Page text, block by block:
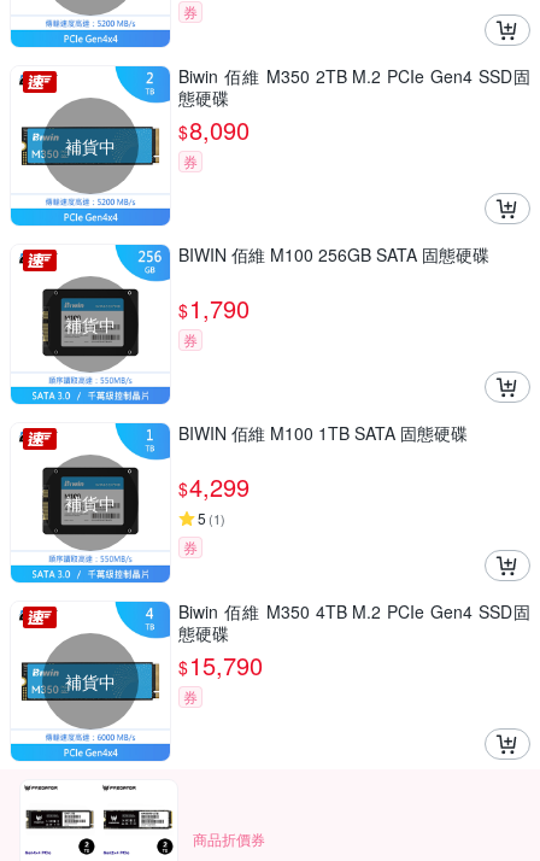
券
補貨中
Biwin 佰維 M350 2TB M.2 PCIe Gen4 SSD固
態硬碟
$8,090
券
補貨中
BIWIN 佰維 M100 256GB SATA 固態硬碟
$1,790
券
補貨中
BIWIN 佰維 M100 1TB SATA 固態硬碟
$4,299
5 (1)
券
補貨中
Biwin 佰維 M350 4TB M.2 PCIe Gen4 SSD固
態硬碟
$15,790
券
商品折價券